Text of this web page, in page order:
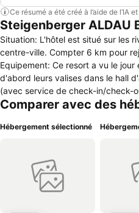
Ce résumé a été créé à l’aide de l’IA
Steigenberger ALDAU
Situation: L'hôtel est situé sur les
centre-ville. Compter 6 km pour
Equipement: Ce resort a vu le
d'abord leurs valises dans le hall
(avec service de check-in/check-
presque tous les étages. Les
notamment un local à bagages,
Le bureau touristique offre toute
excursions. Le complexe de
nombreux aménagements
Comparer avec des
Hébergement sélectionné